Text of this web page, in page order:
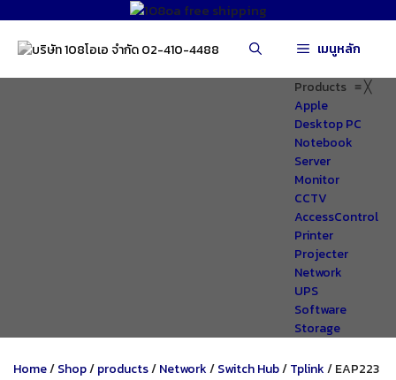
เมนูหลัก
Products ≡╳
Apple
Desktop PC
Notebook
Server
Monitor
CCTV
AccessControl
Printer
Projecter
Network
UPS
Software
Storage
Home/Shop/products/Network/Switch Hub/Tplink/ EAP223